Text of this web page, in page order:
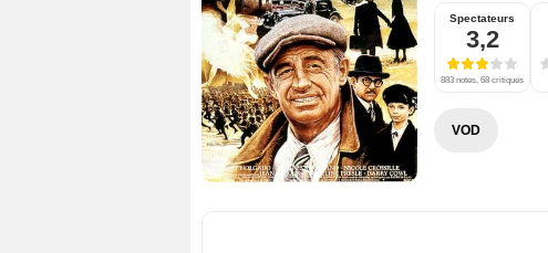
Spectateurs
3,2
883 notes, 68 critiques
VOD